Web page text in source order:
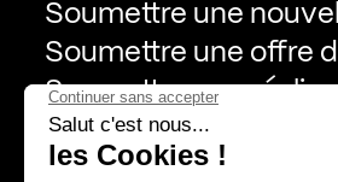
Soumettre une
Soumettre une offre
Soumettre une